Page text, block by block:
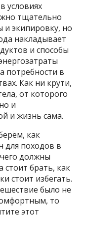
условиях
тщательно
экипировку, но
накладывает
и способы
потребности в
Как ни крути,
от которого
и
и жизнь сама.
как
для походов в
должны
стоит брать, как
стоит избегать.
было не
то
этот